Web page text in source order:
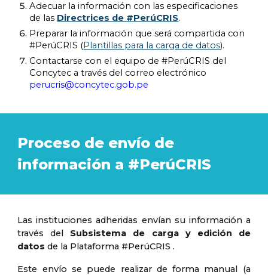
Adecuar la información con las especificaciones
de las Directrices de #PerúCRIS.
Preparar la información que será compartida con
#PerúCRIS (Plantillas para la carga de datos).
Contactarse con el equipo de #PerúCRIS del
Concytec a través del correo electrónico
perucris@concytec.gob.pe
Proceso de envío de
información a #PerúCRIS
Las instituciones adheridas envían su información a
través del Subsistema de carga y edición de
datos de la Plataforma #PerúCRIS .
Este envío se puede realizar de forma manual (a